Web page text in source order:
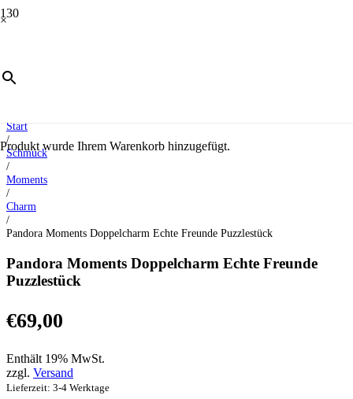
×
Produktwurde Ihrem Warenkorb hinzugefügt.
Start
/
Schmuck
/
Moments
/
Charm
/
Pandora Moments Doppelcharm Echte Freunde Puzzlestück
Pandora Moments Doppelcharm Echte Freunde
Puzzlestück
€69,00
Enthält 19% MwSt.
zzgl. Versand
Lieferzeit: 3-4 Werktage